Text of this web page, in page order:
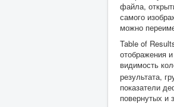
файла,
самого
можно
Table of
отображения
видимость
результата,
показатели
повернутых и